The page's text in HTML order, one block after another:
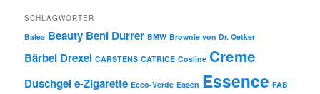
SCHLAGWÖRTER
Balea Beauty Beni Durrer BMW Brownie von Dr. Oetker
Bärbel Drexel CARSTENS CATRICE Cosline Creme
Duschgele-Zigarette Ecco-Verde Essen Essence FAB